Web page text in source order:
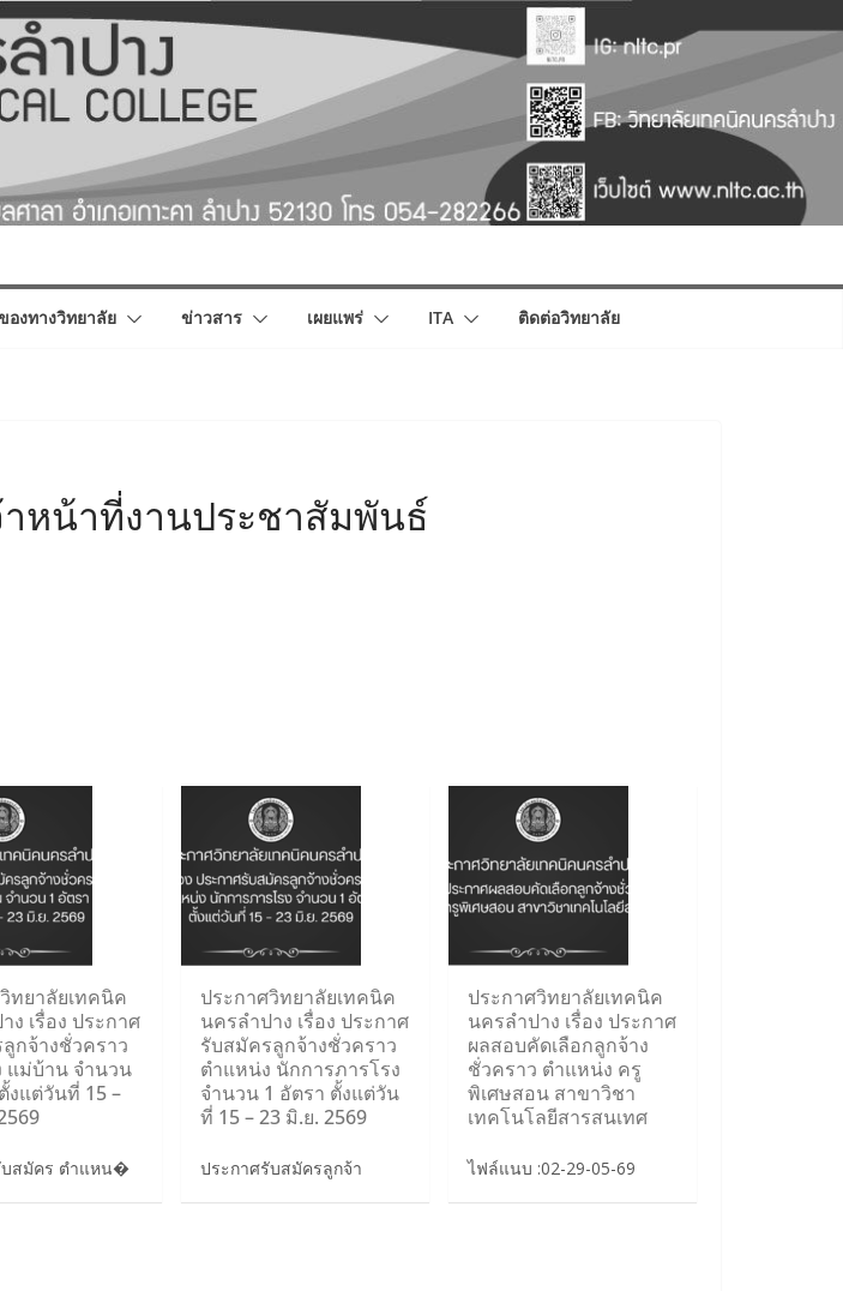
องทางวิทยาลัย ข่าวสาร เผยแพร่ ITA ติดต่อวิทยาลัย
หน้าที่งานประชาสัมพันธ์
ทยาลัยเทคนิค
ง เรื่อง ประกาศ
กจ้างชั่วคราว
แม่บ้าน จำนวน
งแต่วันที่ 15 –
บสมัคร ตำแหน�
ประกาศวิทยาลัยเทคนิค
นครลำปาง เรื่อง ประกาศ
รับสมัครลูกจ้างชั่วคราว
ตำแหน่ง นักการภารโรง
จำนวน 1 อัตรา ตั้งแต่วัน
ที่ 15 – 23 มิ.ย. 2569
ประกาศรับสมัครลูกจ้า
ประกาศวิทยาลัยเทคนิค
นครลำปาง เรื่อง ประกาศ
ผลสอบคัดเลือกลูกจ้าง
ชั่วคราว ตำแหน่ง ครู
พิเศษสอน สาขาวิชา
เทคโนโลยีสารสนเทศ
ไฟล์แนบ :02-29-05-69